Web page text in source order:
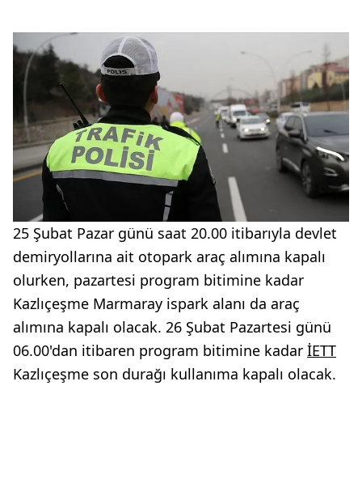
25 Şubat Pazar günü saat 20.00 itibarıyla devlet
demiryollarına ait otopark araç alımına kapalı
olurken, pazartesi program bitimine kadar
Kazlıçeşme Marmaray ispark alanı da araç
alımına kapalı olacak. 26 Şubat Pazartesi günü
06.00'dan itibaren program bitimine kadar İETT
Kazlıçeşme son durağı kullanıma kapalı olacak.